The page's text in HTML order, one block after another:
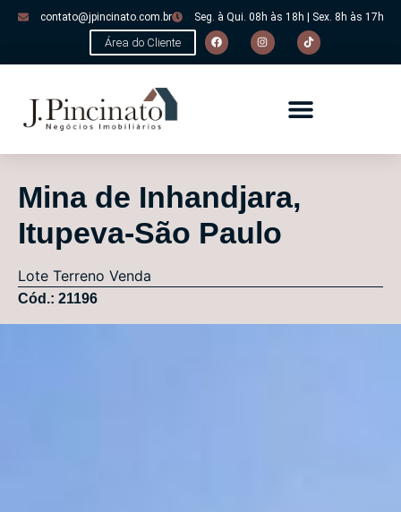
contato@jpincinato.com.br Seg. à Qui. 08h às 18h | Sex. 8h às 17h
Área do Cliente
Mina de Inhandjara,
Itupeva-São Paulo
Lote Terreno Venda
Cód.: 21196